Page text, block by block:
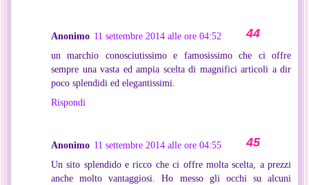
Anonimo 11 settembre 2014 alle ore 04:52
un marchio conosciutissimo e famosissimo che ci offre
sempre una vasta ed ampia scelta di magnifici articoli a dir
poco splendidi ed elegantissimi.
Rispondi
Anonimo 11 settembre 2014 alle ore 04:55
Un sito splendido e ricco che ci offre molta scelta, a prezzi
anche molto vantaggiosi. Ho messo gli occhi su alcuni